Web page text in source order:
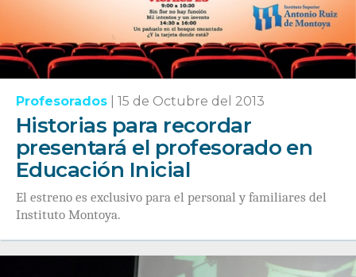
Profesorados 15 de Octubre del 2013
Historias para recordar
presentará el profesorado en
Educación Inicial
El estreno es exclusivo para el personal y familiares del
Instituto Montoya.